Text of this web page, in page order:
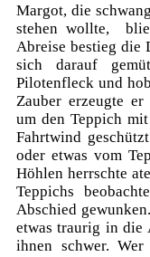
Margot, die
stehen wollte,
Abreise bestieg die
sich darauf
Pilotenfleck und
Zauber erzeugte
um den Teppich
Fahrtwind
oder etwas vom
Höhlen herrschte
Teppichs
Abschied
etwas traurig in die
ihnen schwer.